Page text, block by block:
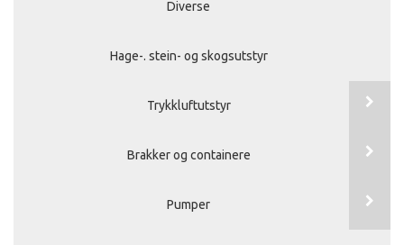
Diverse
Hage-. stein- og skogsutstyr
Trykkluftutstyr
Brakker og containere
Pumper